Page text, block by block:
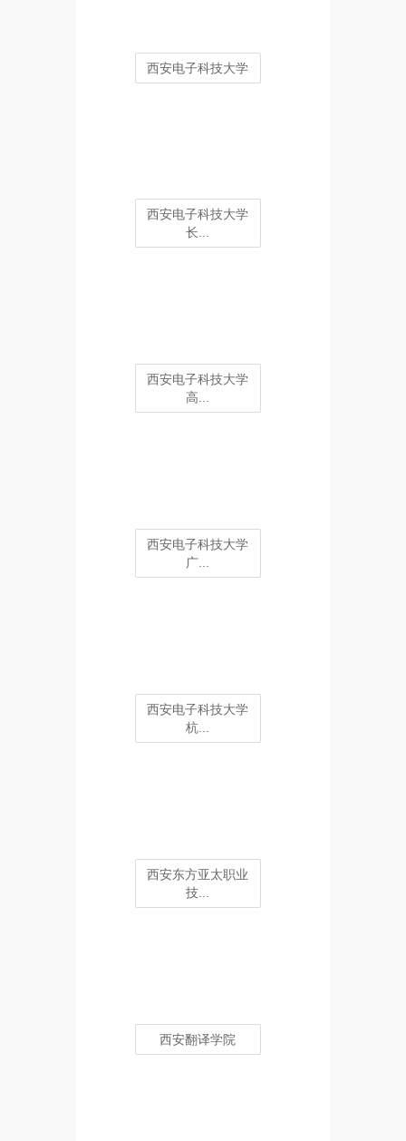
西安电子科技大学
西安电子科技大学
长...
西安电子科技大学
高...
西安电子科技大学
广...
西安电子科技大学
杭...
西安东方亚太职业
技...
西安翻译学院